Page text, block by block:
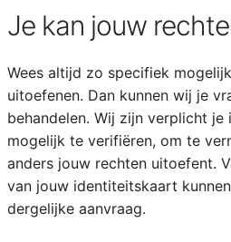
Je kan jouw
Wees altijd zo specifiek
uitoefenen. Dan kunnen wij je
behandelen. Wij zijn verplicht
mogelijk te verifiëren, om te
anders jouw rechten uitoefent.
van jouw identiteitskaart
dergelijke aanvraag.